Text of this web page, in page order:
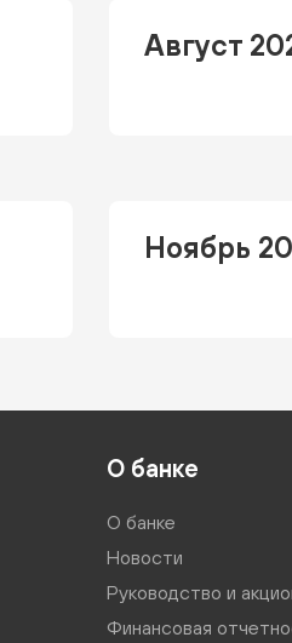
Август
Ноябрь
О банке
О банке
Новости
Руководство и
Финансовая